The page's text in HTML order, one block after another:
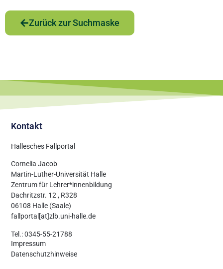
Zurück zur Suchmaske
Kontakt
Hallesches Fallportal
Cornelia Jacob
Martin-Luther-Universität Halle
Zentrum für Lehrer*innenbildung
Dachritzstr. 12 , R328
06108 Halle (Saale)
fallportal[at]zlb.uni-halle.de
Tel.: 0345-55-21788
Impressum
Datenschutzhinweise